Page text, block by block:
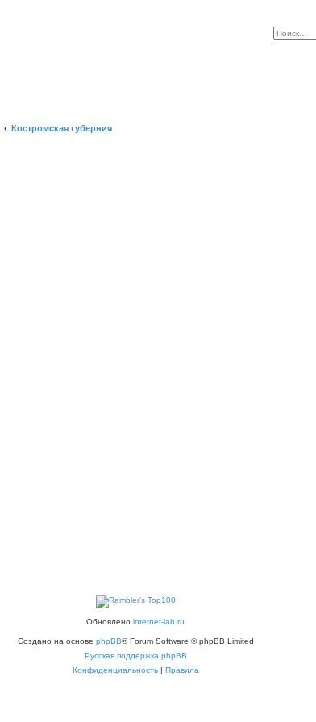
Костромская губерния
Обновлено internet-lab.ru
Создано на основе phpBB® Forum Software © phpBB Limited
Русская поддержка phpBB
Конфиденциальность| Правила